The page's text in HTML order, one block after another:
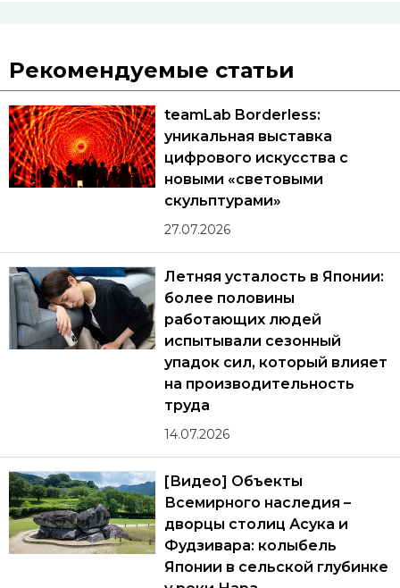
Рекомендуемые статьи
teamLab Borderless:
уникальная выставка
цифрового искусства с
новыми «световыми
скульптурами»
27.07.2026
Летняя усталость в Японии:
более половины
работающих людей
испытывали сезонный
упадок сил, который влияет
на производительность
труда
14.07.2026
[Видео] Объекты
Всемирного наследия –
дворцы столиц Асука и
Фудзивара: колыбель
Японии в сельской глубинке